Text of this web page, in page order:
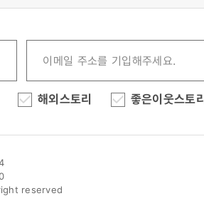
해외스토리 좋은이웃스토리
reserved